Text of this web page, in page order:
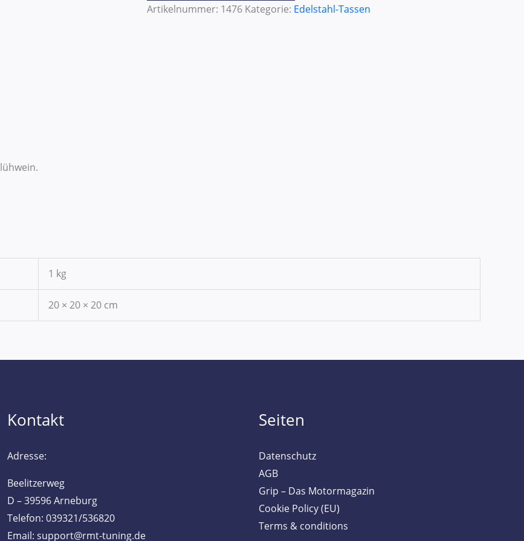
Artikelnummer: 1476 Kategorie: Edelstahl-Tassen
1 kg
20 × 20 × 20 cm
Kontakt
Adresse:
Beelitzerweg
D – 39596 Arneburg
Telefon: 039321/536820
Email: support@rmt-tuning.de
Seiten
Datenschutz
AGB
Grip – Das Motormagazin
Cookie Policy (EU)
Terms & conditions